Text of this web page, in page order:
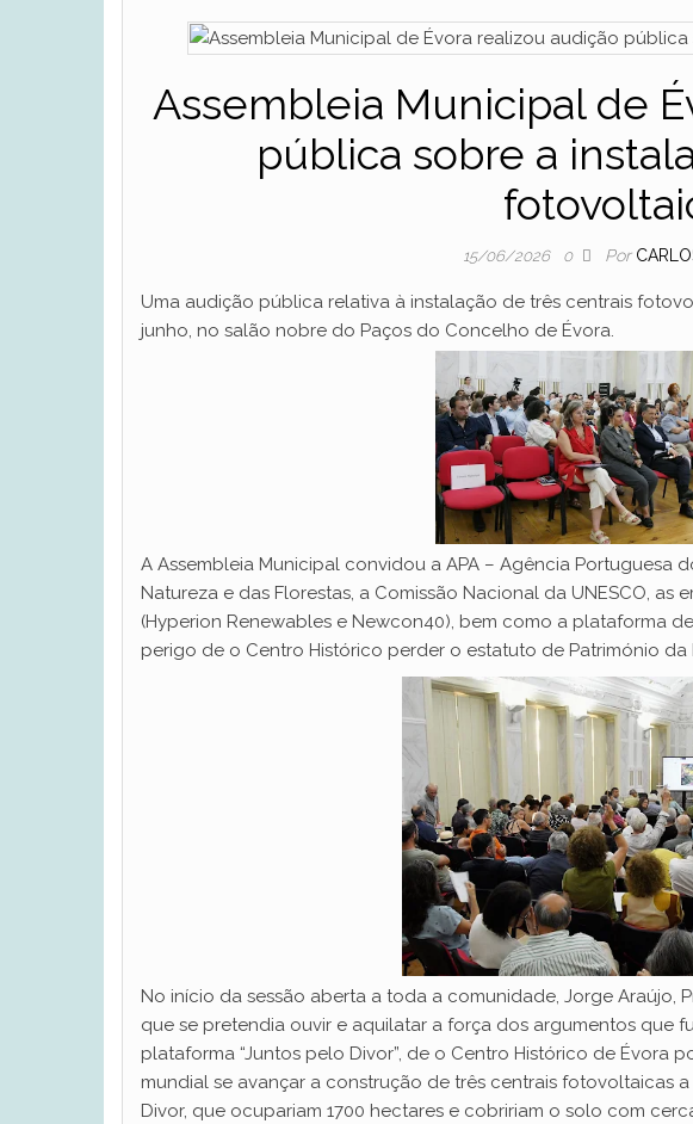
Assembleia Municipal de
pública sobre a
15/06/2026 0 Por
Uma audição pública relativa à instalação de três centrais
junho, no salão nobre do Paços do Concelho de Évora.
A Assembleia Municipal convidou a APA – Agência Portuguesa
Natureza e das Florestas, a Comissão Nacional da UNESCO, as
(Hyperion Renewables e Newcon40), bem como a plataforma
perigo de o Centro Histórico perder o estatuto de Património da
No início da sessão aberta a toda a comunidade, Jorge Araújo,
que se pretendia ouvir e aquilatar a força dos argumentos que
plataforma “Juntos pelo Divor”, de o Centro Histórico de Évora
mundial se avançar a construção de três centrais fotovoltaicas
Divor, que ocupariam 1700 hectares e cobririam o solo com